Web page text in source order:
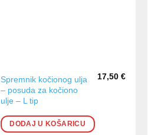
Spremnik kočionog ulja
– posuda za kočiono
ulje – L tip
17,50 €
DODAJ U KOŠARICU